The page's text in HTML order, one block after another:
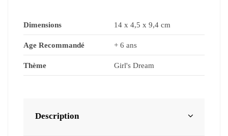
Dimensions 14 x 4,5 x 9,4 cm
Age Recommandé + 6 ans
Thème Girl's Dream
Description